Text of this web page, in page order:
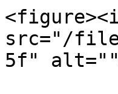
src="/
5f"